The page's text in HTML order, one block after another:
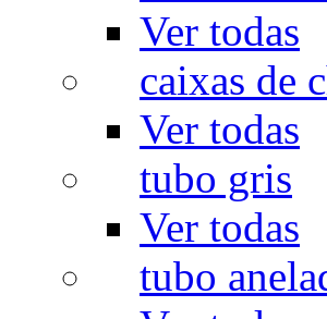
Ver todas
caixas de
Ver todas
tubo gris
Ver todas
tubo